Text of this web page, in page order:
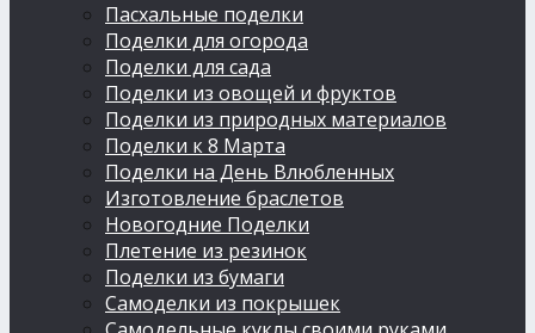
Пасхальные поделки
Поделки для огорода
Поделки для сада
Поделки из овощей и фруктов
Поделки из природных материалов
Поделки к 8 Марта
Поделки на День Влюбленных
Изготовление браслетов
Новогодние Поделки
Плетение из резинок
Поделки из бумаги
Самоделки из покрышек